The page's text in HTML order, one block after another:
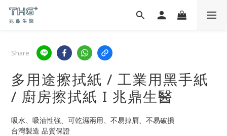
Share
多用途擦拭紙 / 工業用黑手紙
/ 廚房擦拭紙 I 兆鼎生醫
吸水、吸油性強、可乾濕兩用、不易掉屑、不易破損
台灣製造 品質保證